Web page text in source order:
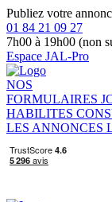
Publiez votre
01 84 21 09 27
7h00 à 19h00 (non
Espace JAL-Pro
NOS
FORMULAIRES
HABILITES
LES ANNONCES